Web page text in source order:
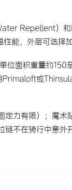
Repellent）
能，外层可选择加
位面积重量约150
或
力有限）；魔术
不在骑行中意外